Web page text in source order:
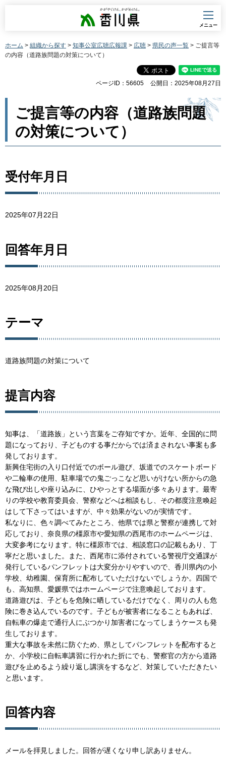
香川県
メニュー
ホーム > 組織から探す > 知事公室広聴広報課 > 広聴 > 県民の声一覧 > ご提言等
の内容（道路族問題の対策について）
ページID：56605 公開日：2025年08月27日
ご提言等の内容（道路族問題
の対策について）
受付年月日
2025年07月22日
回答年月日
2025年08月20日
テーマ
道路族問題の対策について
提言内容
知事は、「道路族」という言葉をご存知ですか。近年、全国的に問
題になっており、子どものする事だからでは済まされない事案も多
発しております。
新興住宅街の入り口付近でのボール遊び、坂道でのスケートボード
や二輪車の使用、駐車場での鬼ごっこなど思いがけない所からの急
な飛び出しや座り込みに、ひやっとする場面が多々あります。最寄
りの学校や教育委員会、警察などへは相談もし、その都度注意喚起
はして下さってはいますが、中々効果がないのが実情です。
私なりに、色々調べてみたところ、他県では県と警察が連携して対
応しており、奈良県の橿原市や愛知県の西尾市のホームページは、
大変参考になります。特に橿原市では、相談窓口の記載もあり、丁
寧だと思いました。また、西尾市に添付されている警視庁交通課が
発行しているパンフレットは大変分かりやすいので、香川県内の小
学校、幼稚園、保育所に配布していただけないでしょうか。四国で
も、高知県、愛媛県ではホームページで注意喚起しております。
道路遊びは、子どもを危険に晒しているだけでなく、周りの人も危
険に巻き込んでいるのです。子どもが被害者になることもあれば、
自転車の爆走で通行人にぶつかり加害者になってしまうケースも発
生しております。
重大な事故を未然に防ぐため、県としてパンフレットを配布すると
か、小学校に自転車講習に行かれた折にでも、警察官の方から道路
遊びを止めるよう繰り返し講演をするなど、対策していただきたい
と思います。
回答内容
メールを拝見しました。回答が遅くなり申し訳ありません。